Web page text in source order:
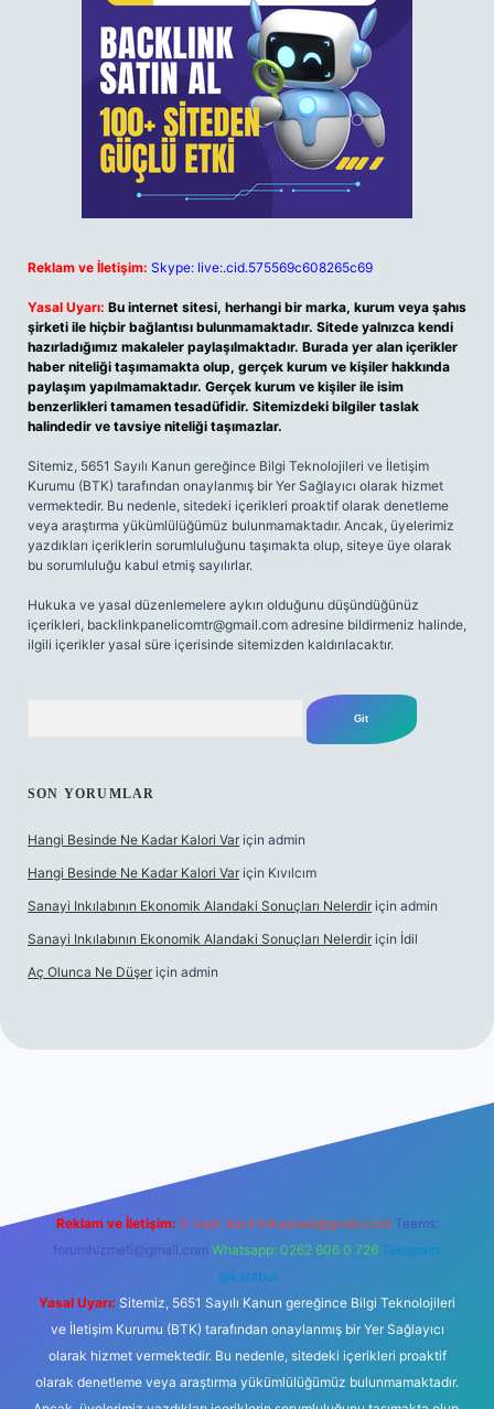
Reklam ve İletişim: Skype: live:.cid.575569c608265c69
Yasal Uyarı: Bu internet sitesi, herhangi bir marka, kurum veya şahıs
şirketi ile hiçbir bağlantısı bulunmamaktadır. Sitede yalnızca kendi
hazırladığımız makaleler paylaşılmaktadır. Burada yer alan içerikler
haber niteliği taşımamakta olup, gerçek kurum ve kişiler hakkında
paylaşım yapılmamaktadır. Gerçek kurum ve kişiler ile isim
benzerlikleri tamamen tesadüfidir. Sitemizdeki bilgiler taslak
halindedir ve tavsiye niteliği taşımazlar.
Sitemiz, 5651 Sayılı Kanun gereğince Bilgi Teknolojileri ve İletişim
Kurumu (BTK) tarafından onaylanmış bir Yer Sağlayıcı olarak hizmet
vermektedir. Bu nedenle, sitedeki içerikleri proaktif olarak denetleme
veya araştırma yükümlülüğümüz bulunmamaktadır. Ancak, üyelerimiz
yazdıkları içeriklerin sorumluluğunu taşımakta olup, siteye üye olarak
bu sorumluluğu kabul etmiş sayılırlar.
Hukuka ve yasal düzenlemelere aykırı olduğunu düşündüğünüz
içerikleri, backlinkpanelicomtr@gmail.com adresine bildirmeniz halinde,
ilgili içerikler yasal süre içerisinde sitemizden kaldırılacaktır.
SON YORUMLAR
Hangi Besinde Ne Kadar Kalori Var için admin
Hangi Besinde Ne Kadar Kalori Var için Kıvılcım
Sanayi Inkılabının Ekonomik Alandaki Sonuçları Nelerdir için admin
Sanayi Inkılabının Ekonomik Alandaki Sonuçları Nelerdir için İdil
Aç Olunca Ne Düşer için admin
Reklam ve İletişim: E-mail: backlinkpaneli@gmail.com Teams:
forumhizmeti@gmail.com Whatsapp: 0262 606 0 726 Telegram:
@karabul
Yasal Uyarı: Sitemiz, 5651 Sayılı Kanun gereğince Bilgi Teknolojileri
ve İletişim Kurumu (BTK) tarafından onaylanmış bir Yer Sağlayıcı
olarak hizmet vermektedir. Bu nedenle, sitedeki içerikleri proaktif
olarak denetleme veya araştırma yükümlülüğümüz bulunmamaktadır.